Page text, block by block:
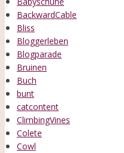
BackwardCable
Bliss
Bloggerleben
Blogparade
Bruinen
Buch
bunt
catcontent
ClimbingVines
Colete
Cowl